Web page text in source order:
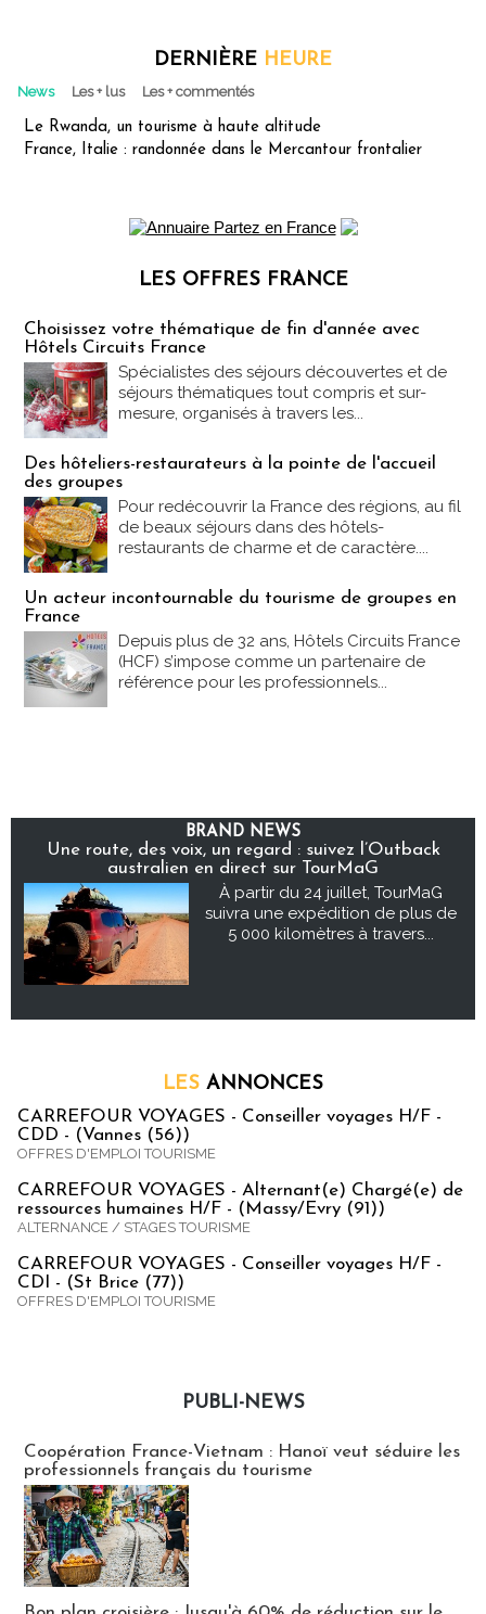
DERNIÈRE HEURE
News Les + lus Les + commentés
Le Rwanda, un tourisme à haute altitude
France, Italie : randonnée dans le Mercantour frontalier
LES OFFRES FRANCE
Choisissez votre thématique de fin d'année avec
Hôtels Circuits France
Spécialistes des séjours découvertes et de
séjours thématiques tout compris et sur-
mesure, organisés à travers les...
Des hôteliers-restaurateurs à la pointe de l'accueil
des groupes
Pour redécouvrir la France des régions, au fil
de beaux séjours dans des hôtels-
restaurants de charme et de caractère....
Un acteur incontournable du tourisme de groupes en
France
Depuis plus de 32 ans, Hôtels Circuits France
(HCF) s’impose comme un partenaire de
référence pour les professionnels...
BRAND NEWS
Une route, des voix, un regard : suivez l’Outback
australien en direct sur TourMaG
À partir du 24 juillet, TourMaG
suivra une expédition de plus de
5 000 kilomètres à travers...
LES ANNONCES
CARREFOUR VOYAGES - Conseiller voyages H/F -
CDD - (Vannes (56))
OFFRES D'EMPLOI TOURISME
CARREFOUR VOYAGES - Alternant(e) Chargé(e) de
ressources humaines H/F - (Massy/Evry (91))
ALTERNANCE / STAGES TOURISME
CARREFOUR VOYAGES - Conseiller voyages H/F -
CDI - (St Brice (77))
OFFRES D'EMPLOI TOURISME
PUBLI-NEWS
Coopération France-Vietnam : Hanoï veut séduire les
professionnels français du tourisme